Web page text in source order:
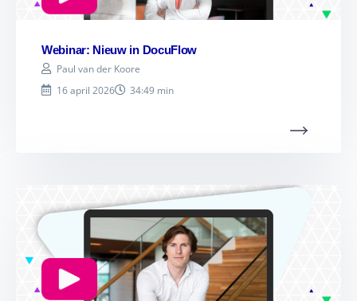
Webinar: Nieuw in DocuFlow
Paul van der Koore
16 april 2026
34:49 min